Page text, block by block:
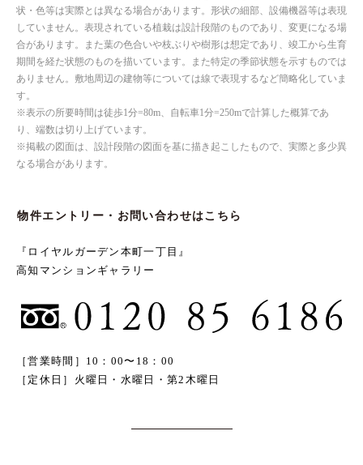
状・色等は実際とは異なる場合があります。形状の細部、設備機器等は表現
していません。表現されている植栽は設計段階のものであり、変更になる場
合があります。また葉の色合いや枝ぶりや樹形は想定であり、竣工から生育
期間を経た状態のものを描いています。また特定の季節状態を示すものでは
ありません。敷地周辺の建物等については線で表現するなど簡略化していま
す。
※表示の所要時間は徒歩1分=80m、自転車1分=250mで計算した概算であ
り、端数は切り上げています。
※掲載の図面は、設計段階の図面を基に描き起こしたもので、実際と多少異
なる場合があります。
物件エントリー・お問い合わせはこちら
『ロイヤルガーデン本町一丁目』
高知マンションギャラリー
［営業時間］10：00〜18：00
［定休日］火曜日・水曜日・第2木曜日